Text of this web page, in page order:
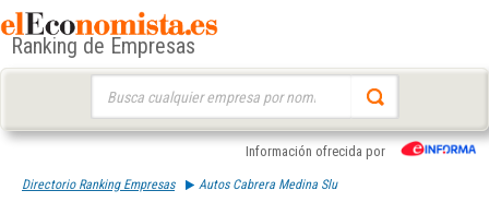
Ranking de Empresas
Información ofrecida por
Directorio Ranking Empresas Autos Cabrera Medina Slu